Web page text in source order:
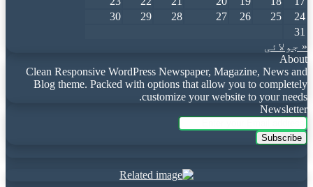
24
25
26
27
28
29
30
31
« جولائی
About
Clean Responsive WordPress Newspaper, Magazine, News and
Blog theme. Packed with options that allow you to completely
customize your website to your needs.
Newsletter
Enter
your
Email